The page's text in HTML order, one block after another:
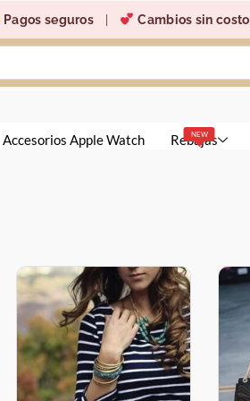
Pagos seguros Cambios sin costo
Accesorios Apple Watch NEW
Rebajas